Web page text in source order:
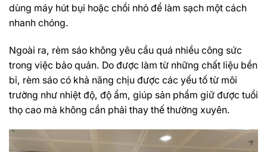
dùng máy hút bụi hoặc chổi nhỏ để làm sạch một cách
nhanh chóng.
Ngoài ra, rèm sáo không yêu cầu quá nhiều công sức
trong việc bảo quản. Do được làm từ những chất liệu bền
bỉ, rèm sáo có khả năng chịu được các yếu tố từ môi
trường như nhiệt độ, độ ẩm, giúp sản phẩm giữ được tuổi
thọ cao mà không cần phải thay thế thường xuyên.